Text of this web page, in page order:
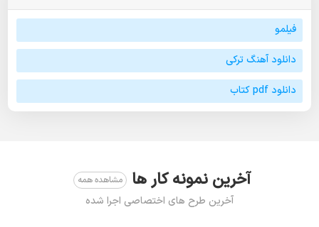
فیلمو
دانلود آهنگ ترکی
دانلود pdf کتاب
آخرین نمونه کار ها مشاهده همه
آخرین طرح های اختصاصی اجرا شده